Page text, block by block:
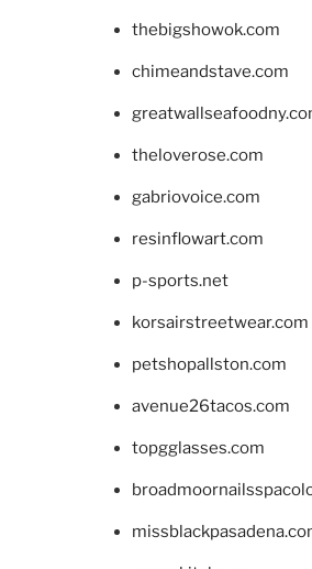
thebigshowok.com
chimeandstave.com
theloverose.com
gabriovoice.com
resinflowart.com
p-sports.net
korsairstreetwear.com
petshopallston.com
avenue26tacos.com
topgglasses.com